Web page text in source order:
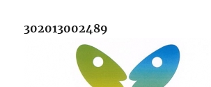
302013002489